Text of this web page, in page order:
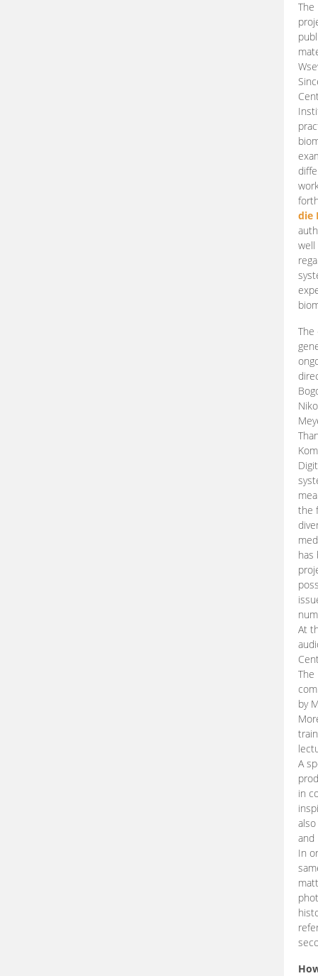
die
well
The
the
has
At
The
by
A
in
and
In